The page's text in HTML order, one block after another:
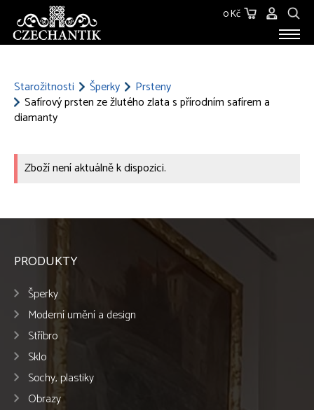
0 Kč
KONTAKT
Starožitnosti Šperky
Prsteny
Safírový prsten ze žlutého zlata s přírodním safírem a
diamanty
Zboží není aktuálně k dispozici.
PRODUKTY
Šperky
Moderní umění a design
Stříbro
Sklo
Sochy, plastiky
Obrazy